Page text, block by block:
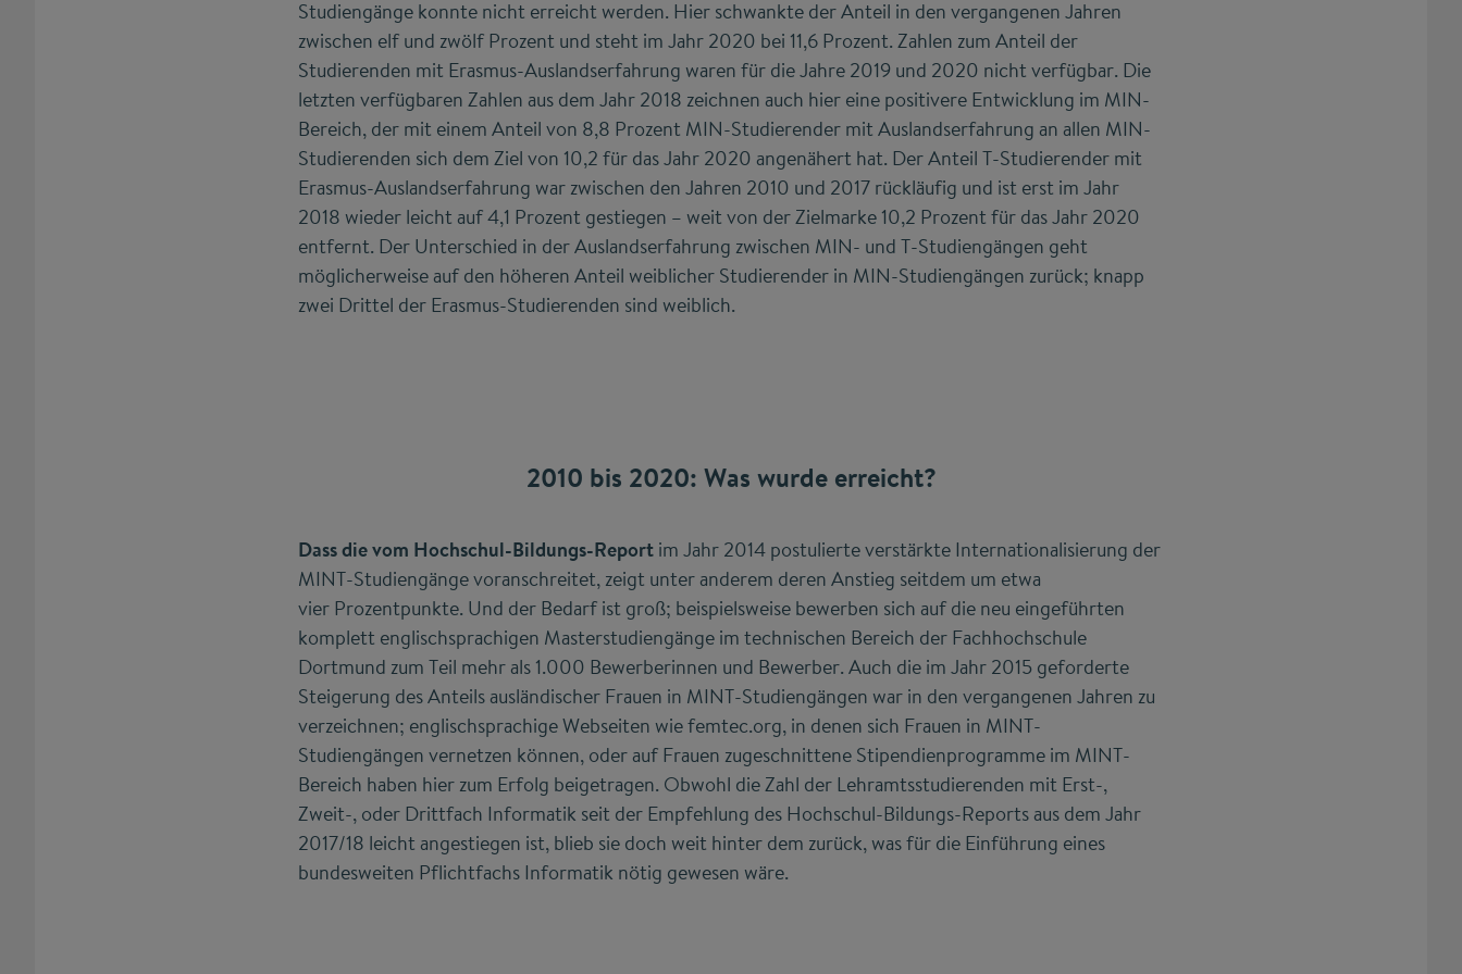
Studiengänge konnte nicht erreicht werden. Hier schwankte der Anteil in den vergangenen Jahren
zwischen elf und zwölf Prozent und steht im Jahr 2020 bei 11,6 Prozent. Zahlen zum Anteil der
Studierenden mit Erasmus-Auslandserfahrung waren für die Jahre 2019 und 2020 nicht verfügbar. Die
letzten verfügbaren Zahlen aus dem Jahr 2018 zeichnen auch hier eine positivere Entwicklung im MIN-
Bereich, der mit einem Anteil von 8,8 Prozent MIN-Studierender mit Auslandserfahrung an allen MIN-
Studierenden sich dem Ziel von 10,2 für das Jahr 2020 angenähert hat. Der Anteil T-Studierender mit
Erasmus-Auslandserfahrung war zwischen den Jahren 2010 und 2017 rückläufig und ist erst im Jahr
2018 wieder leicht auf 4,1 Prozent gestiegen – weit von der Zielmarke 10,2 Prozent für das Jahr 2020
entfernt. Der Unterschied in der Auslandserfahrung zwischen MIN- und T-Studiengängen geht
möglicherweise auf den höheren Anteil weiblicher Studierender in MIN-Studiengängen zurück; knapp
zwei Drittel der Erasmus-Studierenden sind weiblich.
2010 bis 2020: Was wurde erreicht?
Dass die vom Hochschul-Bildungs-Report im Jahr 2014 postulierte verstärkte Internationalisierung der
MINT-Studiengänge voranschreitet, zeigt unter anderem deren Anstieg seitdem um etwa
vier Prozentpunkte. Und der Bedarf ist groß; beispielsweise bewerben sich auf die neu eingeführten
komplett englischsprachigen Masterstudiengänge im technischen Bereich der Fachhochschule
Dortmund zum Teil mehr als 1.000 Bewerberinnen und Bewerber. Auch die im Jahr 2015 geforderte
Steigerung des Anteils ausländischer Frauen in MINT-Studiengängen war in den vergangenen Jahren zu
verzeichnen; englischsprachige Webseiten wie femtec.org, in denen sich Frauen in MINT-
Studiengängen vernetzen können, oder auf Frauen zugeschnittene Stipendienprogramme im MINT-
Bereich haben hier zum Erfolg beigetragen. Obwohl die Zahl der Lehramtsstudierenden mit Erst-,
Zweit-, oder Drittfach Informatik seit der Empfehlung des Hochschul-Bildungs-Reports aus dem Jahr
2017/18 leicht angestiegen ist, blieb sie doch weit hinter dem zurück, was für die Einführung eines
bundesweiten Pflichtfachs Informatik nötig gewesen wäre.